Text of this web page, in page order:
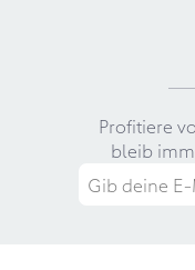
Profitiere
bleib